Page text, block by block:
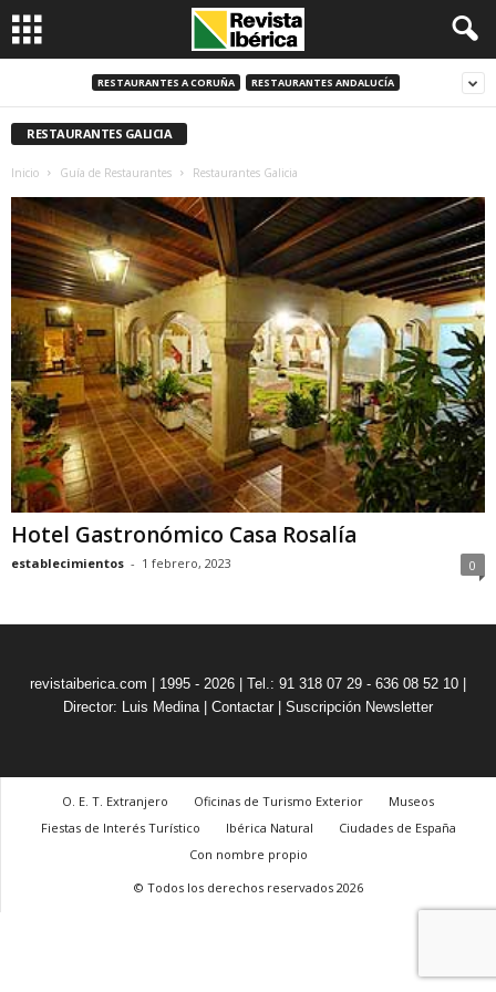
RESTAURANTES A CORUÑA RESTAURANTES ANDALUCÍA
RESTAURANTES GALICIA
Inicio Guía de Restaurantes Restaurantes Galicia
Hotel Gastronómico Casa Rosalía
establecimientos - 1 febrero, 2023 0
revistaiberica.com | 1995 - 2026 | Tel.: 91 318 07 29 - 636 08 52 10 |
Director: Luis Medina| Contactar Suscripción Newsletter
O. E. T. Extranjero Oficinas de Turismo Exterior
Museos
Fiestas de Interés Turístico
Ibérica Natural
Ciudades de España
Con nombre propio
© Todos los derechos reservados 2026